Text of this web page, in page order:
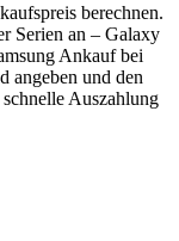
berechnen.
Serien an – Galaxy
Ankauf bei
angeben und den
Auszahlung